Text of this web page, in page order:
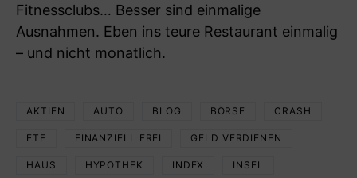
Fitnessclubs… Besser sind einmalige
Ausnahmen. Eben ins teure Restaurant einmalig
– und nicht monatlich.
AKTIEN AUTO BLOG BÖRSE CRASH
ETF FINANZIELL FREI GELD VERDIENEN
HAUS HYPOTHEK INDEX INSEL